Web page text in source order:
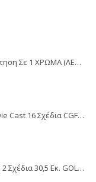
Λούτρινο Αρκουδάκι Αποφοίτηση Σε 1 ΧΡΩΜΑ (ΛΕΥΚΟ)25Εκ 1850
Fisher-Price Blaze Οχήματα Die Cast 16 Σχέδια CGF20
Λούτρινα Super Mario & Luigi 2 Σχέδια 30,5 Εκ. GOL13769